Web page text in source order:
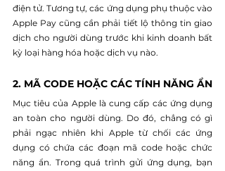
điện tử. Tương tự, các ứng dụng phụ thuộc vào
Apple Pay cũng cần phải tiết lộ thông tin giao
dịch cho người dùng trước khi kinh doanh bất
kỳ loại hàng hóa hoặc dịch vụ nào.
2. MÃ CODE HOẶC CÁC TÍNH NĂNG ẨN
Mục tiêu của Apple là cung cấp các ứng dụng
an toàn cho người dùng. Do đó, chẳng có gì
phải ngạc nhiên khi Apple từ chối các ứng
dụng có chứa các đoạn mã code hoặc chức
năng ẩn. Trong quá trình gửi ứng dụng, bạn